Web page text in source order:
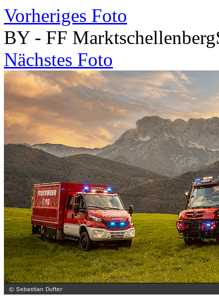
Vorheriges Foto
BY - FF Marktschellenberg
Nächstes Foto